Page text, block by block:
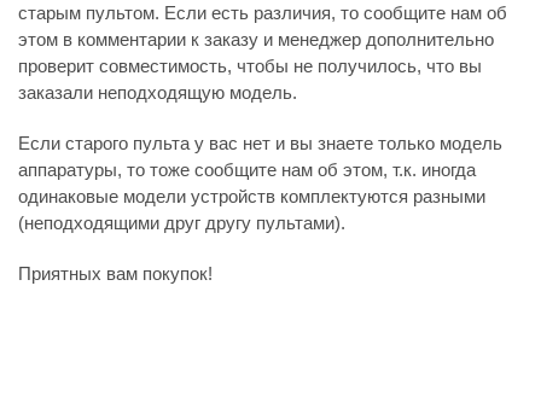
старым пультом. Если есть различия, то сообщите нам об
этом в комментарии к заказу и менеджер дополнительно
проверит совместимость, чтобы не получилось, что вы
заказали неподходящую модель.
Если старого пульта у вас нет и вы знаете только модель
аппаратуры, то тоже сообщите нам об этом, т.к. иногда
одинаковые модели устройств комплектуются разными
(неподходящими друг другу пультами).
Приятных вам покупок!